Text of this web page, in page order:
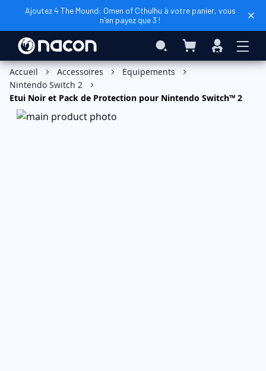
Ajoutez 4 The Mound: Omen of Cthulhu à votre panier, vous
n'en payez que 3 !
RechercherMon panierConnexion
Ajouter au panier
Accueil Accessoires
Equipements
Nintendo Switch 2
Etui Noir et Pack de Protection pour Nintendo Switch™ 2
Skip